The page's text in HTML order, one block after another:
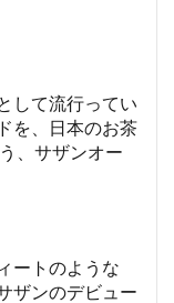
して流行ってい
を、日本のお茶
、サザンオー
ートのような
ザンのデビュー